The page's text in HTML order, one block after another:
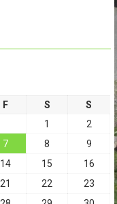
F S
S
1
2
7 8
9
14 15
16
21 22
23